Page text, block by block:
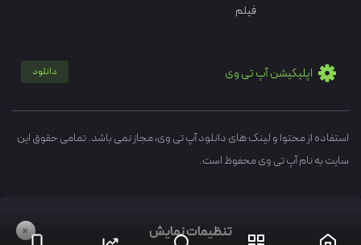
فیلم
اپلیکیشن آپ تی وی دانلود
استفاده از محتوا و لینک های دانلود آپ تی وی، مجاز نمی باشد. تمامی حقوق این
سایت به نام آپ تی وی محفوظ است.
تنظیمات نمایش +